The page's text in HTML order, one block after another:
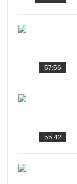
57:56
55:42